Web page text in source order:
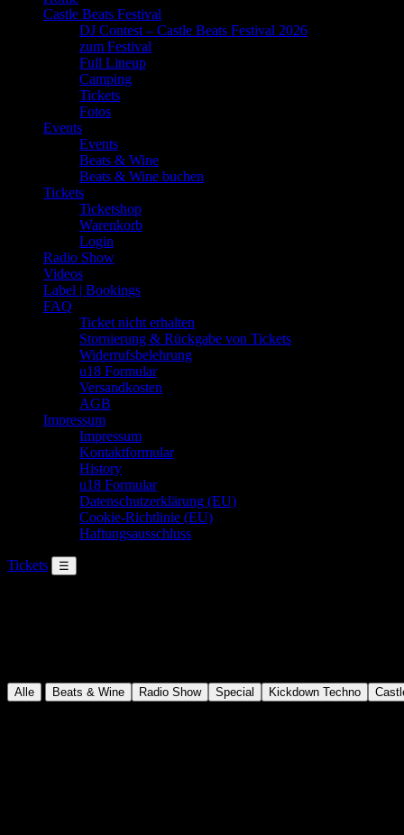
Castle Beats Festival
DJ Contest – Castle Beats Festival 2026
zum Festival
Full Lineup
Camping
Tickets
Fotos
Events
Events
Beats & Wine
Beats & Wine buchen
Tickets
Ticketshop
Warenkorb
Login
Radio Show
Videos
Label | Bookings
FAQ
Ticket nicht erhalten
Stornierung & Rückgabe von Tickets
Widerrufsbelehrung
u18 Formular
Versandkosten
AGB
Impressum
Impressum
Kontaktformular
History
u18 Formular
Daten­schutz­er­klä­rung (EU)
Coo­kie-Richt­li­nie (EU)
Haftungsausschluss
Tickets ☰
Alle Beats & Wine Radio Show Special Kickdown Techno